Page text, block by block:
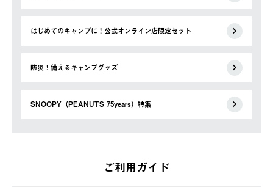
はじめてのキャンプに！公式オンライン店限定セット
防災！備えるキャンプグッズ
SNOOPY（PEANUTS 75years）特集
ご利用ガイド